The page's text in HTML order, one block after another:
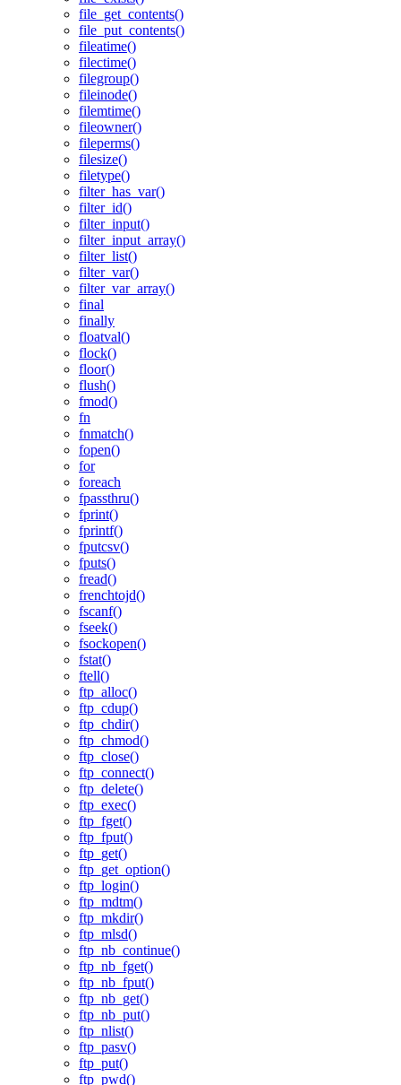
file_get_contents()
file_put_contents()
fileatime()
filectime()
filegroup()
fileinode()
filemtime()
fileowner()
fileperms()
filesize()
filetype()
filter_has_var()
filter_id()
filter_input()
filter_input_array()
filter_list()
filter_var()
filter_var_array()
final
finally
floatval()
flock()
floor()
flush()
fmod()
fn
fnmatch()
fopen()
for
foreach
fpassthru()
fprint()
fprintf()
fputcsv()
fputs()
fread()
frenchtojd()
fscanf()
fseek()
fsockopen()
fstat()
ftell()
ftp_alloc()
ftp_cdup()
ftp_chdir()
ftp_chmod()
ftp_close()
ftp_connect()
ftp_delete()
ftp_exec()
ftp_fget()
ftp_fput()
ftp_get()
ftp_get_option()
ftp_login()
ftp_mdtm()
ftp_mkdir()
ftp_mlsd()
ftp_nb_continue()
ftp_nb_fget()
ftp_nb_fput()
ftp_nb_get()
ftp_nb_put()
ftp_nlist()
ftp_pasv()
ftp_put()
ftp_pwd()